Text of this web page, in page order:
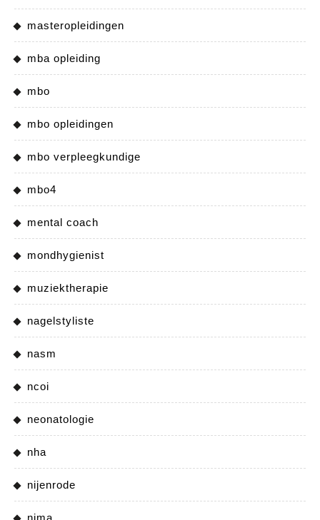
masteropleidingen
mba opleiding
mbo
mbo opleidingen
mbo verpleegkundige
mbo4
mental coach
mondhygienist
muziektherapie
nagelstyliste
nasm
ncoi
neonatologie
nha
nijenrode